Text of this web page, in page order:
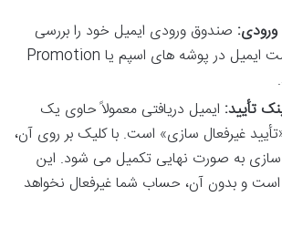
صندوق ورودی ایمیل خود را بررسی
کنید. ممکن است ایمیل در پوشه های اسپم یا Promotion
تأیید: ایمیل دریافتی معمولاً حاوی یک
غیرفعال سازی» است. با کلیک بر روی آن،
سازی به صورت نهایی تکمیل می شود. این
و بدون آن، حساب شما غیرفعال نخواهد